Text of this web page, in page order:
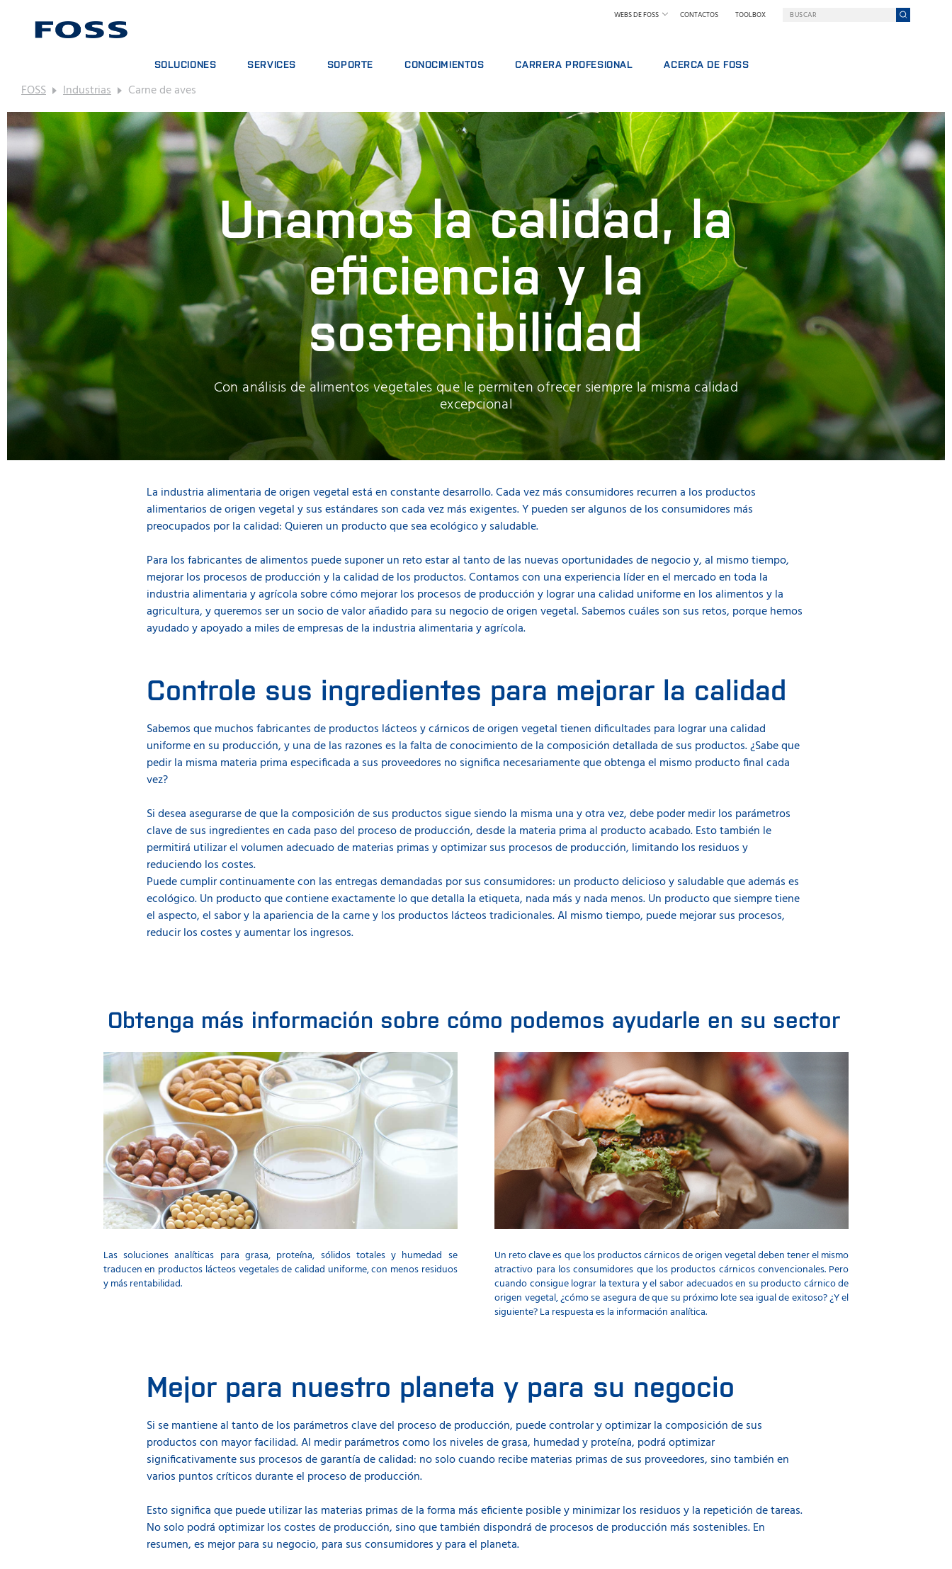
WEBS DE FOSS CONTACTOS TOOLBOX
SOLUCIONES
BUSCADOR DE PRODUCTOS
EXPLORAR SECTORES
FOSS IQX™
SERVICES
PAQUETES DE ANÁLISIS
CURSOS DE FORMACIÓN
SERVICIOS DIGITALES
CONSUMPIBLES, REACTIVOS Y PIEZAS DE RECAMBIO
SOPORTE
INFORMAR DE INCIDENTE
CONTACTE CON EL SERVICIO DE SOPORTE
COMENTARIOS Y QUEJAS
CURSOS FORMATIVOS
CERTIFICADOS
CONOCIMIENTOS
PIENSOS Y FORRAJE
GRANO, HARINAS Y ACEITES
LABORATORIOS
CARNE
ANÁLISIS DE LECHE CRUDA
VINO
OTRAS INDUSTRIAS
CARRERA PROFESIONAL
ENCONTRAR UN PUESTO DE TRABAJO
CONOZCA A NUESTRO PERSONAL
CIENCIA Y TECNOLOGÍA
ESTUDIANTES
ACERCA DE FOSS
SOSTENIBILIDAD
PREMIOS NILS FOSS
FERIAS Y SEMINARIOS
NOTICIAS
PRENSA
POR QUÉ FOSS
TÉRMINOS Y POLÍTICAS
FOSS Industrias Carne de aves
Unamos la calidad, la
eficiencia y la
sostenibilidad
Con análisis de alimentos vegetales que le permiten ofrecer siempre la misma calidad
excepcional
La industria alimentaria de origen vegetal está en constante desarrollo. Cada vez más consumidores recurren a los productos
alimentarios de origen vegetal y sus estándares son cada vez más exigentes. Y pueden ser algunos de los consumidores más
preocupados por la calidad: Quieren un producto que sea ecológico y saludable.
Para los fabricantes de alimentos puede suponer un reto estar al tanto de las nuevas oportunidades de negocio y, al mismo tiempo,
mejorar los procesos de producción y la calidad de los productos. Contamos con una experiencia líder en el mercado en toda la
industria alimentaria y agrícola sobre cómo mejorar los procesos de producción y lograr una calidad uniforme en los alimentos y la
agricultura, y queremos ser un socio de valor añadido para su negocio de origen vegetal. Sabemos cuáles son sus retos, porque hemos
ayudado y apoyado a miles de empresas de la industria alimentaria y agrícola.
Controle sus ingredientes para mejorar la calidad
Sabemos que muchos fabricantes de productos lácteos y cárnicos de origen vegetal tienen dificultades para lograr una calidad
uniforme en su producción, y una de las razones es la falta de conocimiento de la composición detallada de sus productos. ¿Sabe que
pedir la misma materia prima especificada a sus proveedores no significa necesariamente que obtenga el mismo producto final cada
vez?
Si desea asegurarse de que la composición de sus productos sigue siendo la misma una y otra vez, debe poder medir los parámetros
clave de sus ingredientes en cada paso del proceso de producción, desde la materia prima al producto acabado. Esto también le
permitirá utilizar el volumen adecuado de materias primas y optimizar sus procesos de producción, limitando los residuos y
reduciendo los costes.
Puede cumplir continuamente con las entregas demandadas por sus consumidores: un producto delicioso y saludable que además es
ecológico. Un producto que contiene exactamente lo que detalla la etiqueta, nada más y nada menos. Un producto que siempre tiene
el aspecto, el sabor y la apariencia de la carne y los productos lácteos tradicionales. Al mismo tiempo, puede mejorar sus procesos,
reducir los costes y aumentar los ingresos.
Obtenga más información sobre cómo podemos ayudarle en su sector
Las soluciones analíticas para grasa, proteína, sólidos totales y humedad se
traducen en productos lácteos vegetales de calidad uniforme, con menos residuos
y más rentabilidad.
Un reto clave es que los productos cárnicos de origen vegetal deben tener el mismo
atractivo para los consumidores que los productos cárnicos convencionales. Pero
cuando consigue lograr la textura y el sabor adecuados en su producto cárnico de
origen vegetal, ¿cómo se asegura de que su próximo lote sea igual de exitoso? ¿Y el
siguiente? La respuesta es la información analítica.
Mejor para nuestro planeta y para su negocio
Si se mantiene al tanto de los parámetros clave del proceso de producción, puede controlar y optimizar la composición de sus
productos con mayor facilidad. Al medir parámetros como los niveles de grasa, humedad y proteína, podrá optimizar
significativamente sus procesos de garantía de calidad: no solo cuando recibe materias primas de sus proveedores, sino también en
varios puntos críticos durante el proceso de producción.
Esto significa que puede utilizar las materias primas de la forma más eficiente posible y minimizar los residuos y la repetición de tareas.
No solo podrá optimizar los costes de producción, sino que también dispondrá de procesos de producción más sostenibles. En
resumen, es mejor para su negocio, para sus consumidores y para el planeta.